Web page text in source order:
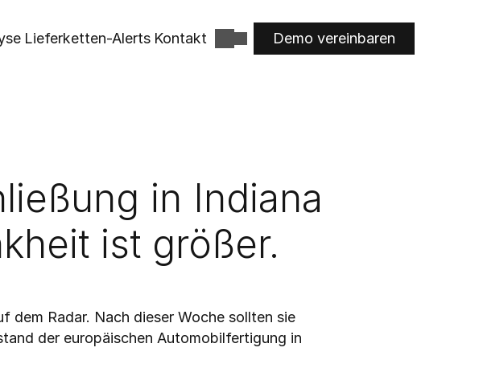
Lieferketten-Alerts Kontakt Demo vereinbaren
in Indiana
ist größer.
dem Radar. Nach dieser Woche sollten sie
der europäischen Automobilfertigung in